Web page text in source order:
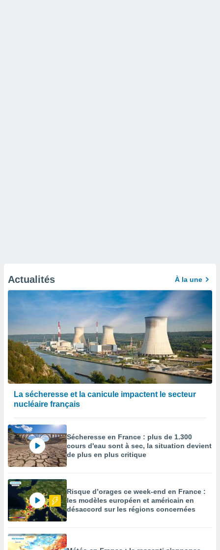
Actualités À la une
La sécheresse et la canicule impactent le secteur
nucléaire français
Sécheresse en France : plus de 1.300
cours d'eau sont à sec, la situation devient
de plus en plus critique
Risque d’orages ce week-end en France :
les modèles européen et américain en
désaccord sur les régions concernées